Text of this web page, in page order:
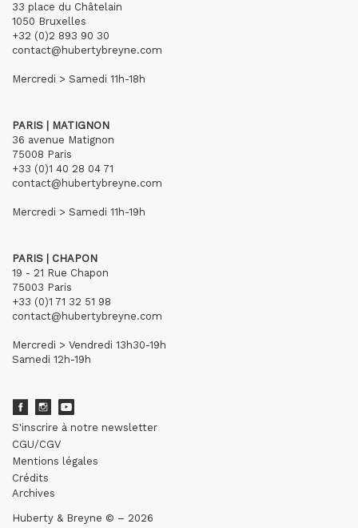
33 place du Châtelain
1050 Bruxelles
+32 (0)2 893 90 30
contact@hubertybreyne.com
Mercredi > Samedi 11h-18h
PARIS | MATIGNON
36 avenue Matignon
75008 Paris
+33 (0)1 40 28 04 71
contact@hubertybreyne.com
Mercredi > Samedi 11h-19h
PARIS | CHAPON
19 - 21 Rue Chapon
75003 Paris
+33 (0)1 71 32 51 98
contact@hubertybreyne.com
Mercredi > Vendredi 13h30-19h
Samedi 12h-19h
S'inscrire à notre newsletter
CGU/CGV
Mentions légales
Crédits
Archives
Huberty & Breyne © – 2026